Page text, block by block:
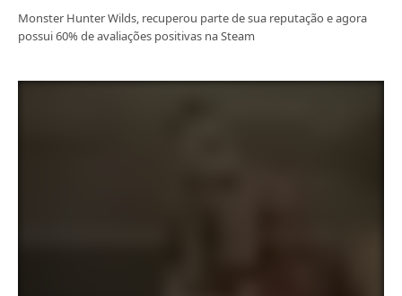
Monster Hunter Wilds, recuperou parte de sua reputação e agora
possui 60% de avaliações positivas na Steam